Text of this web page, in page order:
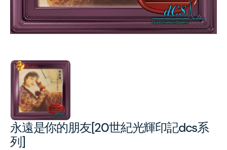
永遠是你的朋友[20世紀光輝印記dcs系
列]